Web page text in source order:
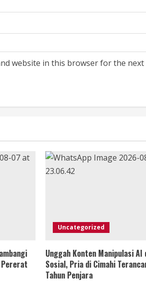
website in this browser for the
Pererat
Uncategorized
Unggah Konten Manipulasi AI
Sosial, Pria di Cimahi
Tahun Penjara